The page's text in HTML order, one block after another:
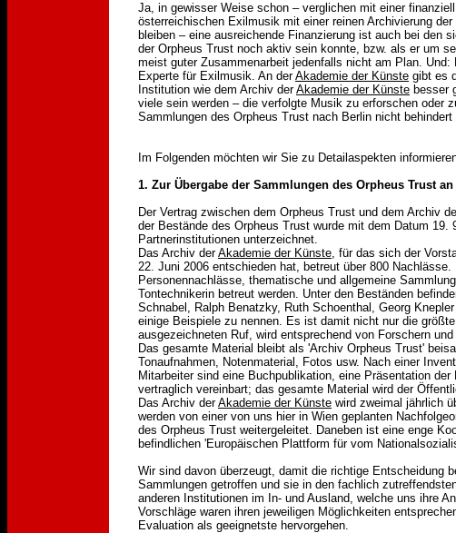
Ja, in gewisser Weise schon – verglichen mit einer
österreichischen Exilmusik mit einer reinen Archivierung
bleiben – eine ausreichende Finanzierung ist auch bei den
der Orpheus Trust noch aktiv sein konnte, bzw. als er um
meist guter Zusammenarbeit jedenfalls nicht am Plan.
Experte für Exilmusik. An derAkademie der Künste gibt es
Institution wie dem Archiv derAkademie der Künste besser
viele sein werden – die verfolgte Musik zu erforschen oder
Sammlungen des Orpheus Trust nach Berlin nicht behindert
Im Folgenden möchten wir Sie zu Detailaspekten
1. Zur Übergabe der Sammlungen des Orpheus Trust
Der Vertrag zwischen dem Orpheus Trust und dem Archiv
der Bestände des Orpheus Trust wurde mit dem Datum 19.
Partnerinstitutionen unterzeichnet.
Das Archiv derAkademie der Künste, für das sich der
22. Juni 2006 entschieden hat, betreut über 800
Personennachlässe, thematische und allgemeine
Tontechnikerin betreut werden. Unter den Beständen
Schnabel, Ralph Benatzky, Ruth Schoenthal, Georg
einige Beispiele zu nennen. Es ist damit nicht nur die
ausgezeichneten Ruf, wird entsprechend von Forschern
Das gesamte Material bleibt als 'Archiv Orpheus Trust'
Tonaufnahmen, Notenmaterial, Fotos usw. Nach einer
Mitarbeiter sind eine Buchpublikation, eine Präsentation
vertraglich vereinbart; das gesamte Material wird der
Das Archiv derAkademie der Künste wird zweimal jährlich
werden von einer von uns hier in Wien geplanten
des Orpheus Trust weitergeleitet. Daneben ist eine enge
befindlichen 'Europäischen Plattform für vom
Wir sind davon überzeugt, damit die richtige Entscheidung
Sammlungen getroffen und sie in den fachlich
anderen Institutionen im In- und Ausland, welche uns ihre
Vorschläge waren ihren jeweiligen Möglichkeiten
Evaluation als geeignetste hervorgehen.